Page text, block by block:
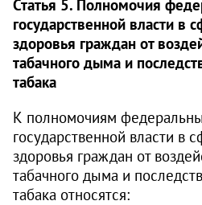
Статья 5. Полномочия
государственной власти в
здоровья граждан от
табачного дыма и
табака
К полномочиям
государственной власти в
здоровья граждан от
табачного дыма и
табака относятся: